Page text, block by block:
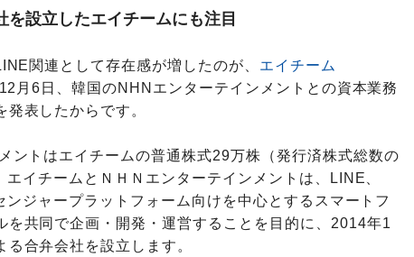
を設立したエイチームにも注目
関連として存在感が増したのが、 エイチーム
月6日、韓国のNHNエンターテインメントとの資本業務
表したからです。
ントはエイチームの普通株式29万株（発行済株式総数の
イチームとＮＨＮエンターテインメントは、LINE、
ジャープラットフォーム向けを中心とするスマートフ
を共同で企画・開発・運営することを目的に、2014年1
る合弁会社を設立します。